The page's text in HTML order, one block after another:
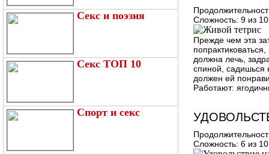
Секс и поэзия
Секс ТОП 10
Спорт и секс
Сложность: 9 из 10
Прежде чем эта
должна лечь,
спиной, садишься
должен ей
Работают:
Сложность: 6 из 10